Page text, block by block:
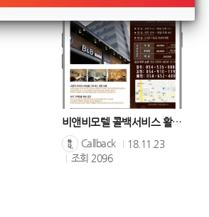
비앤비모텔 콜백서비스 활용사례
Callback
18.11.23
조회 2096